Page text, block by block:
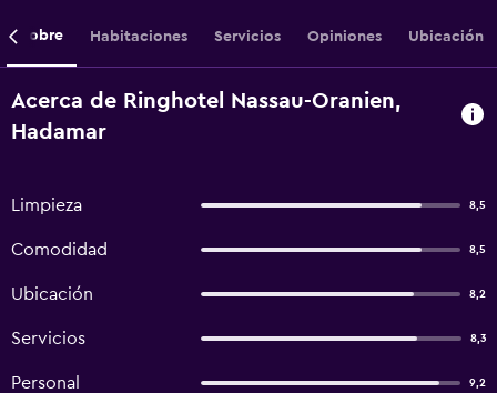
Sobre Habitaciones Servicios Opiniones Ubicación
Acerca de Ringhotel Nassau-Oranien,
Hadamar
Limpieza 8,5
Comodidad 8,5
Ubicación 8,2
Servicios 8,3
Personal 9,2